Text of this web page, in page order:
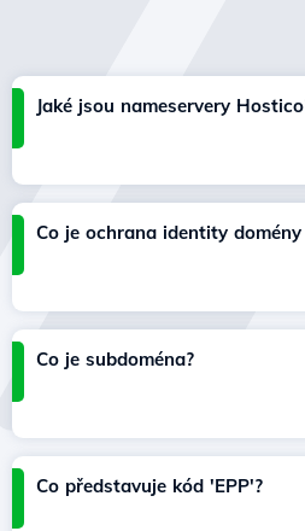
Jaké jsou nameservery
Co je ochrana identity
Co je subdoména?
Co představuje kód 'EPP'?